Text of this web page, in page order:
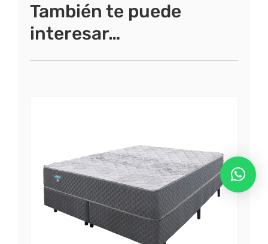
También te puede
interesar…